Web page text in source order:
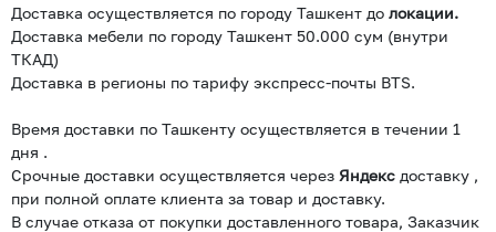
Доставка осуществляется по городу Ташкент до локации.
Доставка мебели по городу Ташкент 50.000 сум (внутри
ТКАД)
Доставка в регионы по тарифу экспресс-почты BTS.
Время доставки по Ташкенту осуществляется в течении 1
дня .
Срочные доставки осуществляется через Яндекс доставку ,
при полной оплате клиента за товар и доставку.
В случае отказа от покупки доставленного товара, Заказчик